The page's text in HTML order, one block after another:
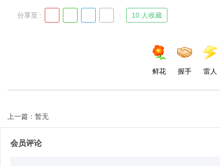
分享至 : 10 人收藏
鲜花 握手 雷人
上一篇：暂无
会员评论